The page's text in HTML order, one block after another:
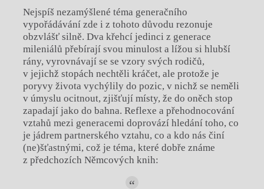
Nejspíš nezamýšlené téma generačního
vypořádávání zde i z tohoto důvodu rezonuje
obzvlášť silně. Dva křehcí jedinci z generace
mileniálů přebírají svou minulost a lížou si hlubší
rány, vyrovnávají se se vzory svých rodičů,
v jejichž stopách nechtěli kráčet, ale protože je
poryvy života vychýlily do pozic, v nichž se neměli
v úmyslu ocitnout, zjišťují místy, že do oněch stop
zapadají jako do bahna. Reflexe a přehodnocování
vztahů mezi generacemi doprovází hledání toho, co
je jádrem partnerského vztahu, co a kdo nás činí
(ne)šťastnými, což je téma, které dobře známe
z předchozích Němcových knih: